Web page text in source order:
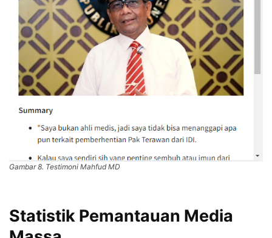
Gambar 8. Testimoni Mahfud MD
Statistik Pemantauan Media